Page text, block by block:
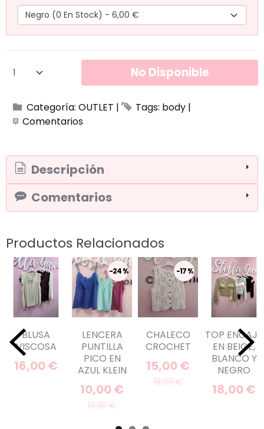
No Disponible
Categoría: OUTLET | Tags: body |
Comentarios
Descripción
Comentarios
Productos Relacionados
BLUSA
VISCOSA
16,00 €
-24 %
LENCERA
PUNTILLA
PICO EN
AZUL KLEIN
10,00 €
13,20 €
-17 %
CHALECO
CROCHET
15,00 €
18,00 €
TOP ENCAJE
EN BEIGE,
BLANCO Y
NEGRO
18,00 €